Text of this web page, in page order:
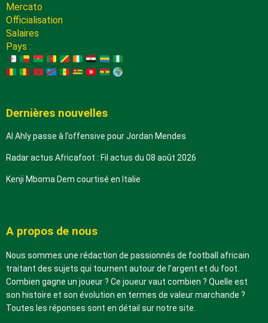
Mercato
Officialisation
Salaires
Pays :
Dernières nouvelles
Al Ahly passe à l’offensive pour Jordan Mendes
Radar actus Africafoot : Fil actus du 08 août 2026
Kenji Mboma Dem courtisé en Italie
A propos de nous
Nous sommes une rédaction de passionnés de football africain
traitant des sujets qui tournent autour de l’argent et du foot.
Combien gagne un joueur ? Ce joueur vaut combien ? Quelle est
son histoire et son évolution en termes de valeur marchande ?
Toutes les réponses sont en détail sur notre site.